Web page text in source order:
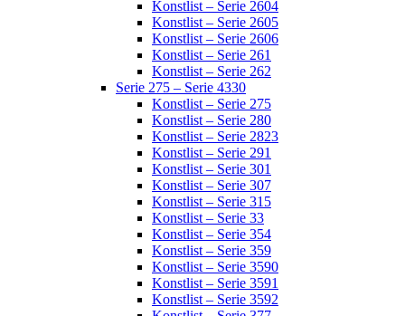
Konstlist – Serie 2604
Konstlist – Serie 2605
Konstlist – Serie 2606
Konstlist – Serie 261
Konstlist – Serie 262
Serie 275 – Serie 4330
Konstlist – Serie 275
Konstlist – Serie 280
Konstlist – Serie 2823
Konstlist – Serie 291
Konstlist – Serie 301
Konstlist – Serie 307
Konstlist – Serie 315
Konstlist – Serie 33
Konstlist – Serie 354
Konstlist – Serie 359
Konstlist – Serie 3590
Konstlist – Serie 3591
Konstlist – Serie 3592